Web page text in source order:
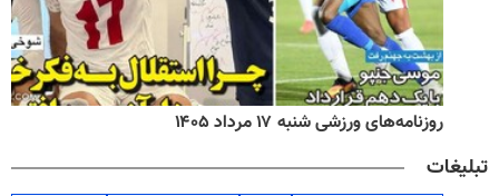
روزنامه‌های ورزشی شنبه ۱۷ مرداد ۱۴۰۵
تبلیغات